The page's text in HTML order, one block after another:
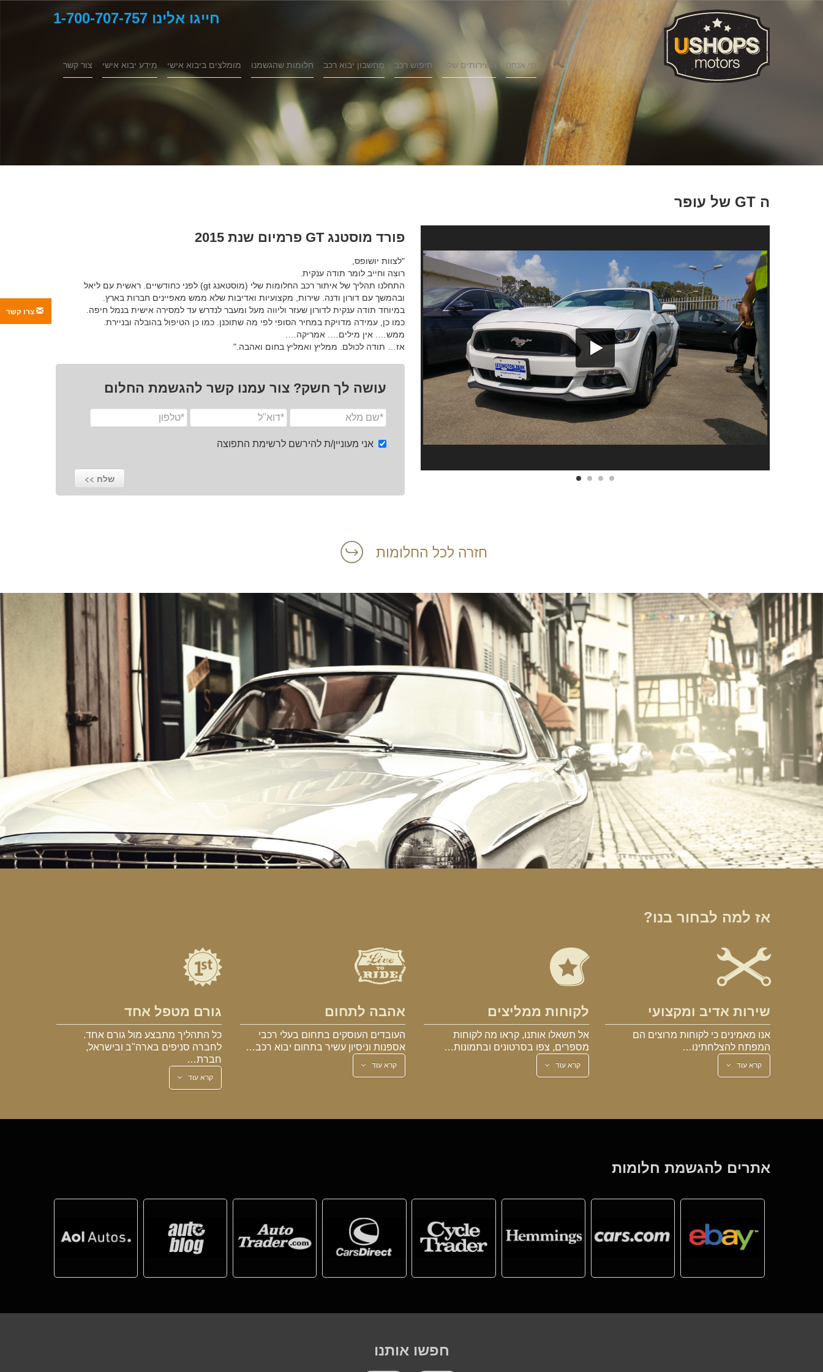
חייגו אלינו 1-700-707-757
מי אנחנו השירותים שלנו חיפוש רכב מחשבון יבוא רכב חלומות שהגשמנו מומלצים ביבוא אישי מידע יבוא אישי צור קשר
ה GT של עופר
פורד מוסטנג GT פרמיום שנת 2015
"לצוות יושופס,
רוצה וחייב לומר תודה ענקית.
התחלנו תהליך של איתור רכב החלומות שלי (מוסטאנג gt) לפני כחודשיים. ראשית עם ליאל
ובהמשך עם דורון ודנה. שירות, מקצועיות ואדיבות שלא ממש מאפיינים חברות בארץ.
במיוחד תודה ענקית לדורון שעזר וליווה מעל ומעבר לנדרש עד למסירה אישית בנמל חיפה.
כמו כן, עמידה מדויקת במחיר הסופי לפי מה שתוכנן. כמו כן הטיפול בהובלה ובניירת.
ממש…. אין מילים…. אמריקה….
אז… תודה לכולם. ממליץ ואמליץ בחום ואהבה."
עושה לך חשק? צור עמנו קשר להגשמת החלום
אני מעוניין/ת להירשם לרשימת התפוצה
חזרה לכל החלומות
אז למה לבחור בנו?
שירות אדיב ומקצועי
אנו מאמינים כי לקוחות מרוצים הם
המפתח להצלחתינו…
קרא עוד
לקוחות ממליצים
אל תשאלו אותנו, קראו מה לקוחות
מספרים, צפו בסרטונים ובתמונות…
קרא עוד
אהבה לתחום
העובדים העוסקים בתחום בעלי רכבי
אספנות וניסיון עשיר בתחום יבוא רכב…
קרא עוד
גורם מטפל אחד
כל התהליך מתבצע מול גורם אחד.
לחברה סניפים בארה"ב ובישראל,
חברת…
קרא עוד
אתרים להגשמת חלומות
חפשו אותנו
צרו קשר
הרכב הוא האהבה הראשונה שלך?
במקום לקבל שטויות במייל, הירשם ותתחיל לקבל מאיתנו אהבה מוטורית